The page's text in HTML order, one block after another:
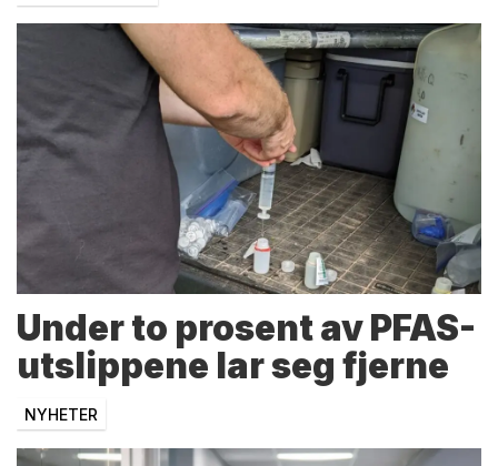
Under to prosent av PFAS-
utslippene lar seg fjerne
NYHETER